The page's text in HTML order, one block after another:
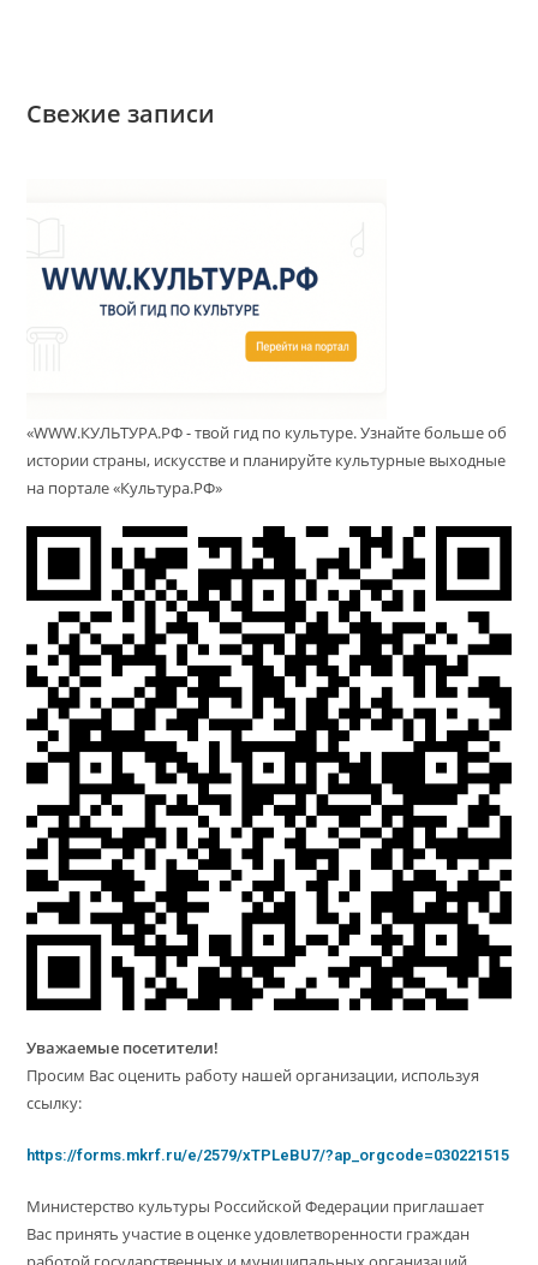
Свежие записи
«WWW.КУЛЬТУРА.РФ - твой гид по культуре. Узнайте больше об
истории страны, искусстве и планируйте культурные выходные
на портале «Культура.РФ»
Уважаемые посетители!
Просим Вас оценить работу нашей организации, используя
ссылку:
https://forms.mkrf.ru/e/2579/xTPLeBU7/?ap_orgcode=030221515
Министерство культуры Российской Федерации приглашает
Вас принять участие в оценке удовлетворенности граждан